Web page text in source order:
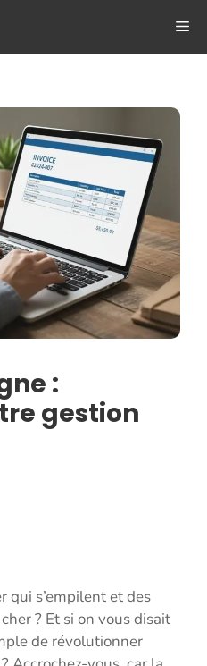
:
gestion
qui s’empilent et des
? Et si on vous disait
de révolutionner